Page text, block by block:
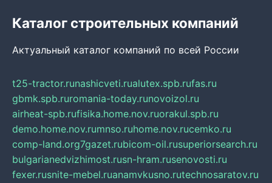
Каталог строительных компаний
Актуальный каталог компаний по всей России
t25-tractor.runashicveti.rualutex.spb.rufas.ru
gbmk.spb.ruromania-today.runovoizol.ru
airheat-spb.rufisika.home.nov.ruorakul.spb.ru
demo.home.nov.rumnso.ruhome.nov.rucemko.ru
comp-land.org7gazet.rubicom-oil.rusuperiorsearch.ru
bulgarianedvizhimost.rusn-hram.rusenovosti.ru
fexer.rusnite-mebel.ruanamvkusno.rutechnosaratov.ru